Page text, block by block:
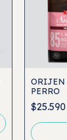
ORIJEN
PERRO
$25.590